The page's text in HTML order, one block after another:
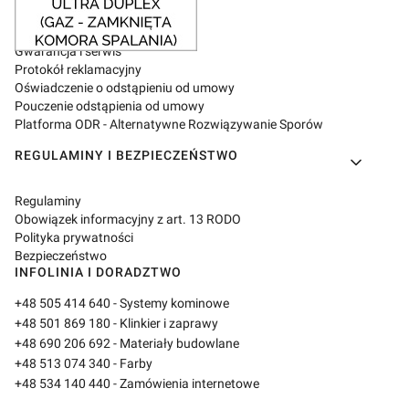
Zwroty i reklamacje
Gwarancja i serwis
Protokół reklamacyjny
Oświadczenie o odstąpieniu od umowy
Pouczenie odstąpienia od umowy
Platforma ODR - Alternatywne Rozwiązywanie Sporów
REGULAMINY I BEZPIECZEŃSTWO
Regulaminy
Obowiązek informacyjny z art. 13 RODO
Polityka prywatności
Bezpieczeństwo
INFOLINIA I DORADZTWO
+48 505 414 640 - Systemy kominowe
+48 501 869 180 - Klinkier i zaprawy
+48 690 206 692 - Materiały budowlane
+48 513 074 340 - Farby
+48 534 140 440 - Zamówienia internetowe